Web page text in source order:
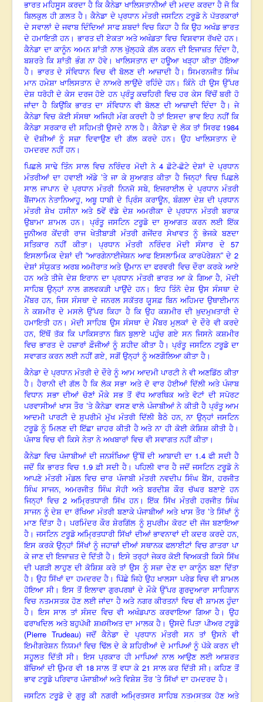
ਭਾਰਤ ਮਹਿਸੂਸ ਕਰਦਾ ਹੈ ਕਿ ਕੈਨੇਡਾ ਖਾਲਿਸਤਾਨੀਆਂ ਦੀ ਮਦਦ ਕਰਦਾ ਹੈ ਜੋ ਕਿ
ਬਿਲਕੁਲ ਹੀ ਗ਼ਲਤ ਹੈ। ਕੈਨੇਡਾ ਦੇ ਪ੍ਰਧਾਨ ਮੰਤਰੀ ਜਸਟਿਨ ਟਰੂਡੋ ਨੇ ਪੱਤਰਕਾਰਾਂ
ਦੇ ਸਵਾਲਾਂ ਦੇ ਜਵਾਬ ਦਿੰਦਿਆਂ ਸਾਫ ਸ਼ਬਦਾਂ ਵਿਚ ਕਿਹਾ ਹੈ ਕਿ ਉਹ ਅਖੰਡ ਭਾਰਤ
ਦੇ ਹਮਾਇਤੀ ਹਨ। ਭਾਰਤ ਦੀ ਏਕਤਾ ਅਤੇ ਅਖੰਡਤਾ ਵਿਚ ਵਿਸ਼ਵਾਸ ਰੱਖਦੇ ਹਨ।
ਕੈਨੇਡਾ ਦਾ ਕਾਨੂੰਨ ਅਮਨ ਸ਼ਾਂਤੀ ਨਾਲ ਖੁੱਲ੍ਹਕੇ ਗੱਲ ਕਰਨ ਦੀ ਇਜਾਜ਼ਤ ਦਿੰਦਾ ਹੈ,
ਬਸ਼ਰਤੇ ਕਿ ਸ਼ਾਂਤੀ ਭੰਗ ਨਾ ਹੋਵੇ। ਖਾਲਿਸਤਾਨ ਦਾ ਹਊਆ ਖੜ੍ਹਾ ਕੀਤਾ ਹੋਇਆ
ਹੈ। ਭਾਰਤ ਦੇ ਸੰਵਿਧਾਨ ਵਿਚ ਵੀ ਬੋਲਣ ਦੀ ਆਜ਼ਾਦੀ ਹੈ। ਸਿਮਰਨਜੀਤ ਸਿੰਘ
ਮਾਨ ਹਮੇਸ਼ਾ ਖਾਲਿਸਤਾਨ ਦੇ ਨਾਅਰੇ ਲਾਉਂਦੇ ਰਹਿੰਦੇ ਹਨ। ਕਿੰਨੇ ਹੀ ਉਸ ਉੱਪਰ
ਦੇਸ਼ ਧਰੋਹੀ ਦੇ ਕੇਸ ਦਰਜ ਹੋਏ ਹਨ ਪ੍ਰੰਤੂ ਕਚਹਿਰੀ ਵਿਚ ਹਰ ਕੇਸ ਵਿੱਚੋਂ ਬਰੀ ਹੋ
ਜਾਂਦਾ ਹੈ ਕਿਉਂਕਿ ਭਾਰਤ ਦਾ ਸੰਵਿਧਾਨ ਵੀ ਬੋਲਣ ਦੀ ਆਜ਼ਾਦੀ ਦਿੰਦਾ ਹੈ। ਜੇ
ਕੈਨੇਡਾ ਵਿਚ ਕੋਈ ਸੰਸਥਾ ਅਜਿਹੀ ਮੰਗ ਕਰਦੀ ਹੈ ਤਾਂ ਇਸਦਾ ਭਾਵ ਇਹ ਨਹੀਂ ਕਿ
ਕੈਨੇਡਾ ਸਰਕਾਰ ਦੀ ਸਹਿਮਤੀ ਉਸਦੇ ਨਾਲ ਹੈ। ਕੈਨੇਡਾ ਦੇ ਲੋਕ ਤਾਂ ਸਿਰਫ 1984
ਦੇ ਦੋਸ਼ੀਆਂ ਨੂੰ ਸਜ਼ਾ ਦਿਵਾਉਣ ਦੀ ਗੱਲ ਕਰਦੇ ਹਨ। ਉਹ ਖਾਲਿਸਤਾਨ ਦੇ
ਹਮਦਰਦ ਨਹੀਂ ਹਨ।
ਪਿਛਲੇ ਸਾਢੇ ਤਿੰਨ ਸਾਲ ਵਿਚ ਨਰਿੰਦਰ ਮੋਦੀ ਨੇ 4ਛੋਟੇ-ਛੋਟੇ ਦੇਸ਼ਾਂ ਦੇ ਪ੍ਰਧਾਨ
ਮੰਤਰੀਆਂ ਦਾ ਹਵਾਈ ਅੱਡੇ ’ਤੇ ਜਾ ਕੇ ਸੁਆਗਤ ਕੀਤਾ ਹੈ ਜਿਨ੍ਹਾਂ ਵਿਚ ਪਿਛਲੇ
ਸਾਲ ਜਾਪਾਨ ਦੇ ਪ੍ਰਧਾਨ ਮੰਤਰੀ ਨਿਨਜੋ ਸਬੇ,ਇਜਰਾਈਲ ਦੇ ਪ੍ਰਧਾਨ ਮੰਤਰੀ
ਬੈਂਜਾਮਨ ਨੇਤਾਨਿਆਹੂ,ਅਬੂ ਧਾਬੀ ਦੇ ਪ੍ਰਿੰਸ ਕਰਾਊਨ, ਬੰਗਲਾ ਦੇਸ਼ ਦੀ ਪ੍ਰਧਾਨ
ਮੰਤਰੀ ਸ਼ੇਖ ਹਸੀਨਾ ਅਤੇ 5ਵੇਂ ਵੱਡੇ ਦੇਸ਼ ਅਮਰੀਕਾ ਦੇ ਪ੍ਰਧਾਨ ਮੰਤਰੀ ਬਰਾਕ
ਉਬਾਮਾ ਸ਼ਾਮਲ ਹਨ। ਪ੍ਰੰਤੂ ਜਸਟਿਨ ਟਰੂਡੋ ਦਾ ਸੁਆਗਤ ਕਰਨ ਲਈ ਇੱਕ
ਜੂਨੀਅਰ ਕੇਂਦਰੀ ਰਾਜ ਖੇਤੀਬਾੜੀ ਮੰਤਰੀ ਗਜੇਂਦਰ ਸੇਖਾਵਤ ਨੂੰ ਭੇਜਕੇ ਬਣਦਾ
ਸਤਿਕਾਰ ਨਹੀਂ ਕੀਤਾ। ਪ੍ਰਧਾਨ ਮੰਤਰੀ ਨਰਿੰਦਰ ਮੋਦੀ ਸੰਸਾਰ ਦੇ 57
ਇਸਲਾਮਿਕ ਦੇਸ਼ਾਂ ਦੀ “ਆਰਗੇਨਾਈਜੇਸ਼ਨ ਆਫ ਇਸਲਾਮਿਕ ਕਾਰਪੋਰੇਸ਼ਨ” ਦੇ 2
ਦੇਸ਼ਾਂ ਸੰਯੁਕਤ ਅਰਬ ਅਮੀਰਾਤ ਅਤੇ ਉਮਾਨ ਦਾ ਫਰਵਰੀ ਵਿਚ ਦੌਰਾ ਕਰਕੇ ਆਏ
ਹਨ ਅਤੇ ਤੀਜੇ ਦੇਸ਼ ਇਰਾਨ ਦਾ ਪ੍ਰਧਾਨ ਮੰਤਰੀ ਭਾਰਤ ਆ ਕੇ ਗਿਆ ਹੈ,ਮੋਦੀ
ਸਾਹਿਬ ਉਨ੍ਹਾਂ ਨਾਲ ਗਲਵਕੜੀ ਪਾਉਂਦੇ ਹਨ। ਇਹ ਤਿੰਨੋ ਦੇਸ਼ ਉਸ ਸੰਸਥਾ ਦੇ
ਮੈਂਬਰ ਹਨ,ਜਿਸ ਸੰਸਥਾ ਦੇ ਜਨਰਲ ਸਕੱਤਰ ਯੂਸਫ਼ ਬਿਨ ਅਹਿਮਦ ਉਥਾਈਮਾਨ
ਨੇ ਕਸ਼ਮੀਰ ਦੇ ਮਸਲੇ ਉੱਪਰ ਕਿਹਾ ਹੈ ਕਿ ਉਹ ਕਸ਼ਮੀਰ ਦੀ ਖ਼ੁਦਮੁਖ਼ਤਾਰੀ ਦੇ
ਹਮਾਇਤੀ ਹਨ। ਮੋਦੀ ਸਾਹਿਬ ਉਸ ਸੰਸਥਾ ਦੇ ਮੈਂਬਰ ਮੁਲਕਾਂ ਦੇ ਦੌਰੇ ਵੀ ਕਰਦੇ
ਹਨ,ਇੱਥੋਂ ਤੱਕ ਕਿ ਪਾਕਿਸਤਾਨ ਬਿਨ ਬੁਲਾਏ ਪਹੁੰਚ ਗਏ ਸਨ ਜਿਸਨੇ ਕਸ਼ਮੀਰ
ਵਿਚ ਭਾਰਤ ਦੇ ਹਜ਼ਾਰਾਂ ਫ਼ੌਜੀਆਂ ਨੂੰ ਸ਼ਹੀਦ ਕੀਤਾ ਹੈ। ਪ੍ਰੰਤੂ ਜਸਟਿਨ ਟਰੂਡੋ ਦਾ
ਸਵਾਗਤ ਕਰਨ ਲਈ ਨਹੀਂ ਗਏ, ਸਗੋਂ ਉਨ੍ਹਾਂ ਨੂੰ ਅਣਗੌਲਿਆ ਕੀਤਾ ਹੈ।
ਕੈਨੇਡਾ ਦੇ ਪ੍ਰਧਾਨ ਮੰਤਰੀ ਦੇ ਦੌਰੇ ਨੂੰ ਆਮ ਆਦਮੀ ਪਾਰਟੀ ਨੇ ਵੀ ਅਣਡਿੱਠ ਕੀਤਾ
ਹੈ। ਹੈਰਾਨੀ ਦੀ ਗੱਲ ਹੈ ਕਿ ਲੋਕ ਸਭਾ ਅਤੇ ਦੋ ਵਾਰ ਹੋਈਆਂ ਦਿੱਲੀ ਅਤੇ ਪੰਜਾਬ
ਵਿਧਾਨ ਸਭਾ ਦੀਆਂ ਚੋਣਾਂ ਮੌਕੇ ਸਭ ਤੋਂ ਵੱਧ ਆਰਥਿਕ ਅਤੇ ਵੋਟਾਂ ਦੀ ਸਪੋਰਟ
ਪਰਵਾਸੀਆਂ ਖਾਸ ਤੌਰ ’ਤੇ ਕੈਨੇਡਾ ਵਸਣ ਵਾਲੇ ਪੰਜਾਬੀਆਂ ਨੇ ਕੀਤੀ ਹੈ ਪ੍ਰੰਤੂ ਆਮ
ਆਦਮੀ ਪਾਰਟੀ ਦੇ ਸੁਪਰੀਮੋ ਮੁੱਖ ਮੰਤਰੀ ਦਿੱਲੀ ਬੈਠੇ ਹਨ, ਨਾ ਉਨ੍ਹਾਂ ਜਸਟਿਨ
ਟਰੂਡੋ ਨੂੰ ਮਿਲਣ ਦੀ ਇੱਛਾ ਜ਼ਾਹਰ ਕੀਤੀ ਹੈ ਅਤੇ ਨਾ ਹੀ ਕੋਈ ਕੋਸ਼ਿਸ਼ ਕੀਤੀ ਹੈ।
ਪੰਜਾਬ ਵਿਚ ਵੀ ਕਿਸੇ ਨੇਤਾ ਨੇ ਅਖਬਾਰਾਂ ਵਿਚ ਵੀ ਸਵਾਗਤ ਨਹੀਂ ਕੀਤਾ।
ਕੈਨੇਡਾ ਵਿਚ ਪੰਜਾਬੀਆਂ ਦੀ ਜਨਸੰਖਿਆ ਉੱਥੋਂ ਦੀ ਆਬਾਦੀ ਦਾ 1.4ਫੀ ਸਦੀ ਹੈ
ਜਦੋਂ ਕਿ ਭਾਰਤ ਵਿਚ 1.9 ਫ਼ੀ ਸਦੀ ਹੈ। ਪਹਿਲੀ ਵਾਰ ਹੈ ਜਦੋਂ ਜਸਟਿਨ ਟਰੂਡੋ ਨੇ
ਆਪਣੇ ਮੰਤਰੀ ਮੰਡਲ ਵਿਚ ਚਾਰ ਪੰਜਾਬੀ ਮੰਤਰੀ ਨਵਦੀਪ ਸਿੰਘ ਬੈਂਸ,ਹਰਜੀਤ
ਸਿੰਘ ਸਾਜਨ,ਅਮਰਜੀਤ ਸਿੰਘ ਸੋਹੀ ਅਤੇ ਬਰਦੀਸ਼ ਕੌਰ ਚੱਘਰ ਬਣਾਏ ਹਨ
ਜਿਨ੍ਹਾਂ ਵਿਚ2 ਅਮ੍ਰਿਤਧਾਰੀ ਸਿੱਖ ਹਨ। ਇੱਕ ਸਿੱਖ ਮੰਤਰੀ ਹਰਜੀਤ ਸਿੰਘ
ਸਾਜਨ ਨੂੰ ਦੇਸ਼ ਦਾ ਰੱਖਿਆ ਮੰਤਰੀ ਬਣਾਕੇ ਪੰਜਾਬੀਆਂ ਅਤੇ ਖਾਸ ਤੌਰ ’ਤੇ ਸਿੱਖਾਂ ਨੂੰ
ਮਾਣ ਦਿੱਤਾ ਹੈ। ਪਰਮਿੰਦਰ ਕੌਰ ਸ਼ੇਰਗਿੱਲ ਨੂੰ ਸੁਪਰੀਮ ਕੋਰਟ ਦੀ ਜੱਜ ਬਣਾਇਆ
ਹੈ। ਜਸਟਿਨ ਟਰੂਡੋ ਅਮ੍ਰਿਤਧਾਰੀ ਸਿੱਖਾਂ ਦੀਆਂ ਭਾਵਨਾਵਾਂ ਦੀ ਕਦਰ ਕਰਦੇ ਹਨ,
ਇਸ ਕਰਕੇ ਉਨ੍ਹਾਂ ਸਿੱਖਾਂ ਨੂੰ ਜਹਾਜ਼ਾਂ ਦੀਆਂ ਸਥਾਨਕ ਫਲਾਈਟਾਂ ਵਿਚ ਗਾਤਰਾ ਪਾ
ਕੇ ਜਾਣ ਦੀ ਇਜਾਜ਼ਤ ਦੇ ਦਿੱਤੀ ਹੈ। ਇਸੇ ਤਰ੍ਹਾਂ ਜੇਕਰ ਕੋਈ ਵਿਅਕਤੀ ਕਿਸੇ ਸਿੱਖ
ਦੀ ਪਗੜੀ ਲਾਹੁਣ ਦੀ ਕੋਸ਼ਿਸ਼ ਕਰੇ ਤਾਂ ਉਸ ਨੂੰ ਸਜ਼ਾ ਦੇਣ ਦਾ ਕਾਨੂੰਨ ਬਣਾ ਦਿੱਤਾ
ਹੈ। ਉਹ ਸਿੱਖਾਂ ਦਾ ਹਮਦਰਦ ਹੈ। ਪਿੱਛੇ ਜਿਹੇ ਉਹ ਖਾਲਸਾ ਪਰੇਡ ਵਿਚ ਵੀ ਸ਼ਾਮਲ
ਹੋਇਆ ਸੀ। ਇਸ ਤੋਂ ਇਲਾਵਾ ਗੁਰਪਰਬਾਂ ਦੇ ਮੌਕੇ ਉੱਪਰ ਗੁਰਦੁਆਰਾ ਸਾਹਿਬਾਨ
ਵਿਚ ਨਤਮਸਤਕ ਹੋਣ ਲਈ ਜਾਂਦਾ ਹੈ ਅਤੇ ਨਗਰ ਕੀਰਤਨਾਂ ਵਿਚ ਵੀ ਸ਼ਾਮਲ ਹੁੰਦਾ
ਹੈ। ਇਸ ਸਾਲ ਤਾਂ ਸੰਸਦ ਵਿਚ ਵੀ ਅਖੰਡਪਾਠ ਕਰਵਾਇਆ ਗਿਆ ਹੈ। ਉਹ
ਫਰਾਖਦਿਲ ਅਤੇ ਬਹੁਪੱਖੀ ਸ਼ਖ਼ਸੀਅਤ ਦਾ ਮਾਲਕ ਹੈ। ਉਸਦੇ ਪਿਤਾ ਪੀਅਰ ਟਰੂਡੋ
(Pierre Trudeau)ਜਦੋਂ ਕੈਨੇਡਾ ਦੇ ਪ੍ਰਧਾਨ ਮੰਤਰੀ ਸਨ ਤਾਂ ਉਸਨੇ ਵੀ
ਇਮੀਗਰੇਸ਼ਨ ਨਿਯਮਾਂ ਵਿਚ ਢਿੱਲ ਦੇ ਕੇ ਸ਼ਹਿਰੀਆਂ ਦੇ ਮਾਪਿਆਂ ਨੂੰ ਪੱਕੇ ਕਰਨ ਦੀ
ਸਹੂਲਤ ਦਿੱਤੀ ਸੀ। ਇਸ ਪ੍ਰਕਾਰ ਹੀ ਮਾਪਿਆਂ ਨਾਲ ਆਉਣ ਲਈ ਆਸ਼ਰਤ
ਬੱਚਿਆਂ ਦੀ ਉਮਰ ਵੀ 18ਸਾਲ ਤੋਂ ਵਧਾ ਕੇ21 ਸਾਲ ਕਰ ਦਿੱਤੀ ਸੀ। ਕਹਿਣ ਤੋਂ
ਭਾਵ ਟਰੂਡੋ ਪਰਿਵਾਰ ਪੰਜਾਬੀਆਂ ਅਤੇ ਵਿਸ਼ੇਸ਼ ਤੌਰ ’ਤੇ ਸਿੱਖਾਂ ਦਾ ਹਮਦਰਦ ਹੈ।
ਜਸਟਿਨ ਟਰੂਡੋ ਦੇ ਗੁਰੂ ਕੀ ਨਗਰੀ ਅਮ੍ਰਿਤਸਰ ਸਾਹਿਬ ਨਤਮਸਤਕ ਹੋਣ ਅਤੇ